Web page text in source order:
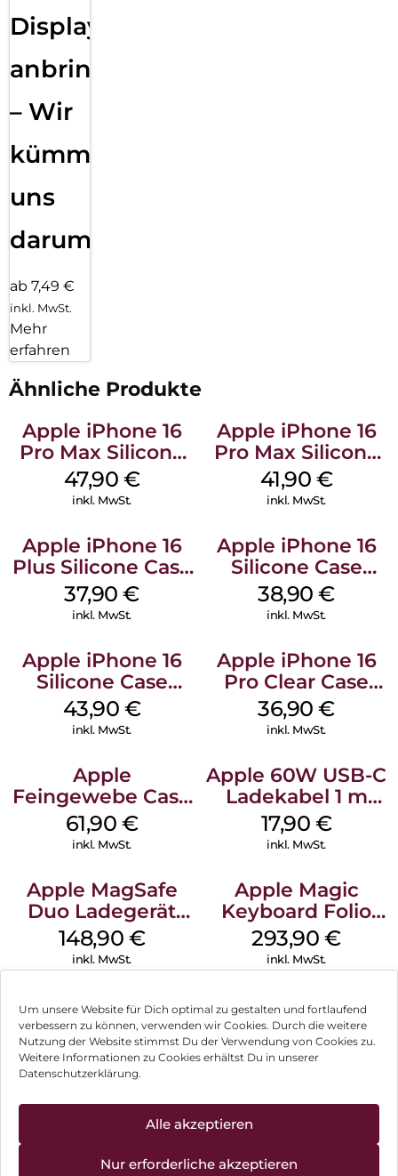
Um unsere Website für Dich optimal zu gestalten und fortlaufend
verbessern zu können, verwenden wir Cookies. Durch die weitere
Nutzung der Website stimmst Du der Verwendung von Cookies zu.
Weitere Informationen zu Cookies erhältst Du in unserer
Datenschutzerklärung.
Alle akzeptieren
Nur erforderliche akzeptieren
Displayfolie
anbringen
– Wir
kümmern
uns
darum!
ab 7,49 €
inkl. MwSt.
Mehr
erfahren
Ähnliche Produkte
Apple iPhone 16
Pro Max Silicone
Case MagSafe
Black
47,90 €
inkl. MwSt.
Apple iPhone 16
Pro Max Silicone
Case MagSafe
Ultramarine
41,90 €
inkl. MwSt.
Apple iPhone 16
Plus Silicone Case
MagSafe Lake
Green
37,90€
inkl. MwSt.
Apple iPhone 16
Silicone Case
MagSafe
Ultramarine
38,90€
inkl. MwSt.
Apple iPhone 16
Silicone Case
MagSafe Plum
43,90 €
inkl. MwSt.
Apple iPhone 16
Pro Clear Case
MagSafe
Transparent
36,90€
inkl. MwSt.
Apple
Feingewebe Case
iPhone 15 Pro
MagSafe Schwarz
61,90 €
inkl. MwSt.
Apple 60W USB-C
Ladekabel 1 m
Weiß
17,90 €
inkl. MwSt.
Apple MagSafe
Duo Ladegerät
Weiß
148,90 €
inkl. MwSt.
Apple Magic
Keyboard Folio
iPad 10.9″ (10.Gen.)
Weiß
293,90€
inkl. MwSt.
Impressum
Können wir Dir behilflich sein?